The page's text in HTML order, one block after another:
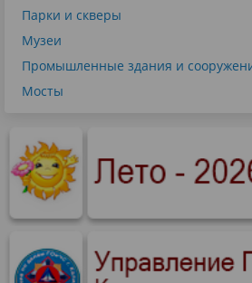
Парки и скверы
Музеи
Промышленные здания и
Мосты